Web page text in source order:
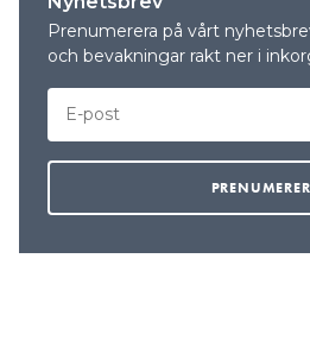
Prenumerera på vårt
och bevakningar rakt ner i